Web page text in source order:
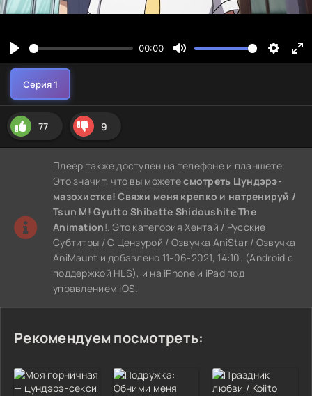
77 9
Плеер также доступен на телефоне и планшете.
Это значит, что вы можетесмотреть Цундэрэ-
мазохистка! Свяжи меня крепко и натренируй /
Tsun M! Gyutto Shibatte Shidoushite The
Animation!. Это категория Хентай / Русские
Субтитры / С Цензурой / Озвучка AniStar / Озвучка
AniMaunt и добавлено 11-06-2021, 14:10. (Android с
поддержкой HLS), и на iPhone и iPad под
управлением iOS.
Рекомендуем посмотреть: